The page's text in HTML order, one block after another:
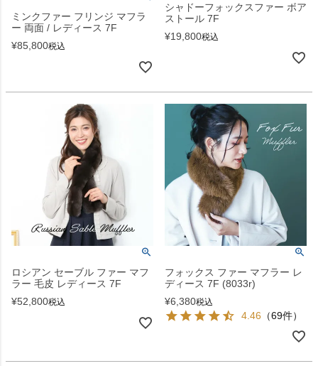
ミンクファー フリンジ マフラ
ー 両面 / レディース 7F
¥85,800税込
シャドーフォックスファー ボア
ストール 7F
¥19,800税込
ロシアン セーブル ファー マフ
ラー 毛皮 レディース 7F
¥52,800税込
フォックス ファー マフラー レ
ディース 7F (8033r)
¥6,380税込
4.46 （69件）